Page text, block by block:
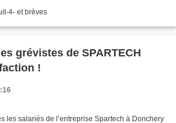
4- et brèves
grévistes de SPARTECH
!
les salariés de l’entreprise Spartech à Donchery